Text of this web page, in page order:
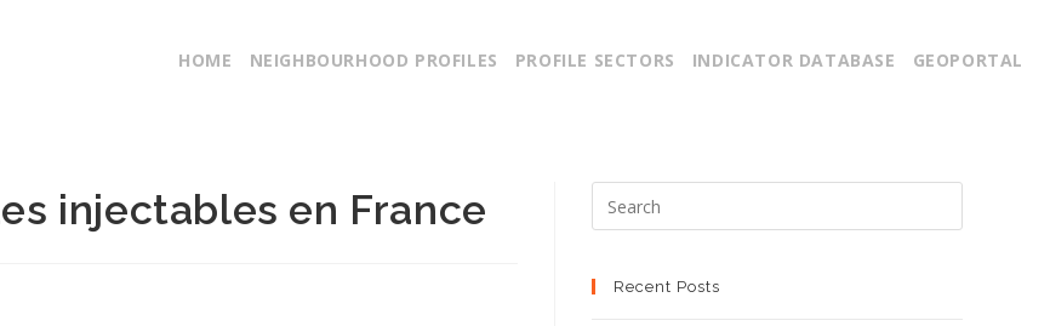
HOME NEIGHBOURHOOD PROFILES PROFILE SECTORS INDICATOR DATABASE GEOPORTAL
injectables en France
Recent Posts